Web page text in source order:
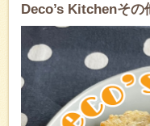
Deco’s Kitchenその